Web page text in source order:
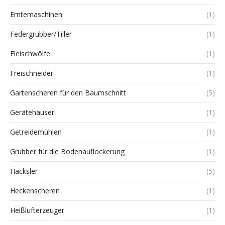
Erntemaschinen (1)
Federgrubber/Tiller (1)
Fleischwölfe (1)
Freischneider (1)
Gartenscheren für den Baumschnitt (5)
Gerätehäuser (1)
Getreidemühlen (1)
Grubber für die Bodenauflockerung (1)
Häcksler (5)
Heckenscheren (1)
Heißlufterzeuger (1)